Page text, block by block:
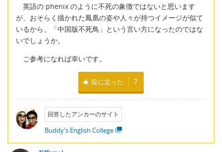
英語の phenix のように不死の象徴ではないと思います
が、おそらく描かれた鳳凰の姿や人々が持つイメージが似て
いるから、「中国版不死鳥」という言い方になったのではな
いでしょうか。
ご参考になれば幸いです。
役に立った 7
回答したアンカーのサイト
Buddy's English College